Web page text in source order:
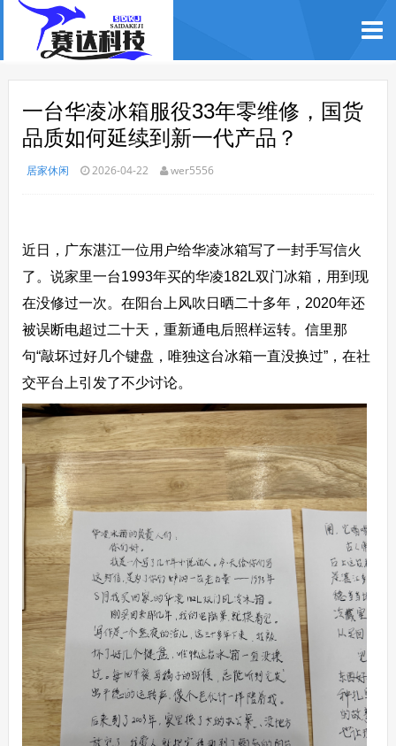
一台华凌冰箱服役33年零维修，国货
品质如何延续到新一代产品？
居家休闲 2026-04-22 wer5556
近日，广东湛江一位用户给华凌冰箱写了一封手写信火
了。说家里一台1993年买的华凌182L双门冰箱，用到现
在没修过一次。在阳台上风吹日晒二十多年，2020年还
被误断电超过二十天，重新通电后照样运转。信里那
句“敲坏过好几个键盘，唯独这台冰箱一直没换过”，在社
交平台上引发了不少讨论。